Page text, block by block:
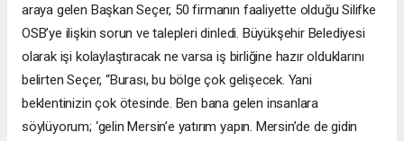
araya gelen Başkan Seçer, 50 firmanın faaliyette olduğu Silifke
OSB’ye ilişkin sorun ve talepleri dinledi. Büyükşehir Belediyesi
olarak işi kolaylaştıracak ne varsa iş birliğine hazır olduklarını
belirten Seçer, “Burası, bu bölge çok gelişecek. Yani
beklentinizin çok ötesinde. Ben bana gelen insanlara
söylüyorum; ‘gelin Mersin’e yatırım yapın. Mersin’de de gidin